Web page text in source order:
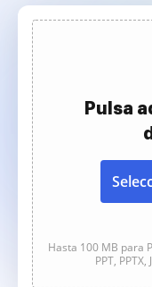
Pulsa
Hasta 100 MB para
PPT, PPTX,